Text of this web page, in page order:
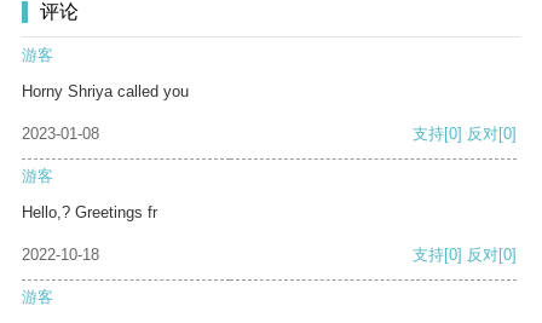
评论
游客
Horny Shriya called you
2023-01-08 支持[0] 反对[0]
游客
Hello,? Greetings fr
2022-10-18 支持[0] 反对[0]
游客